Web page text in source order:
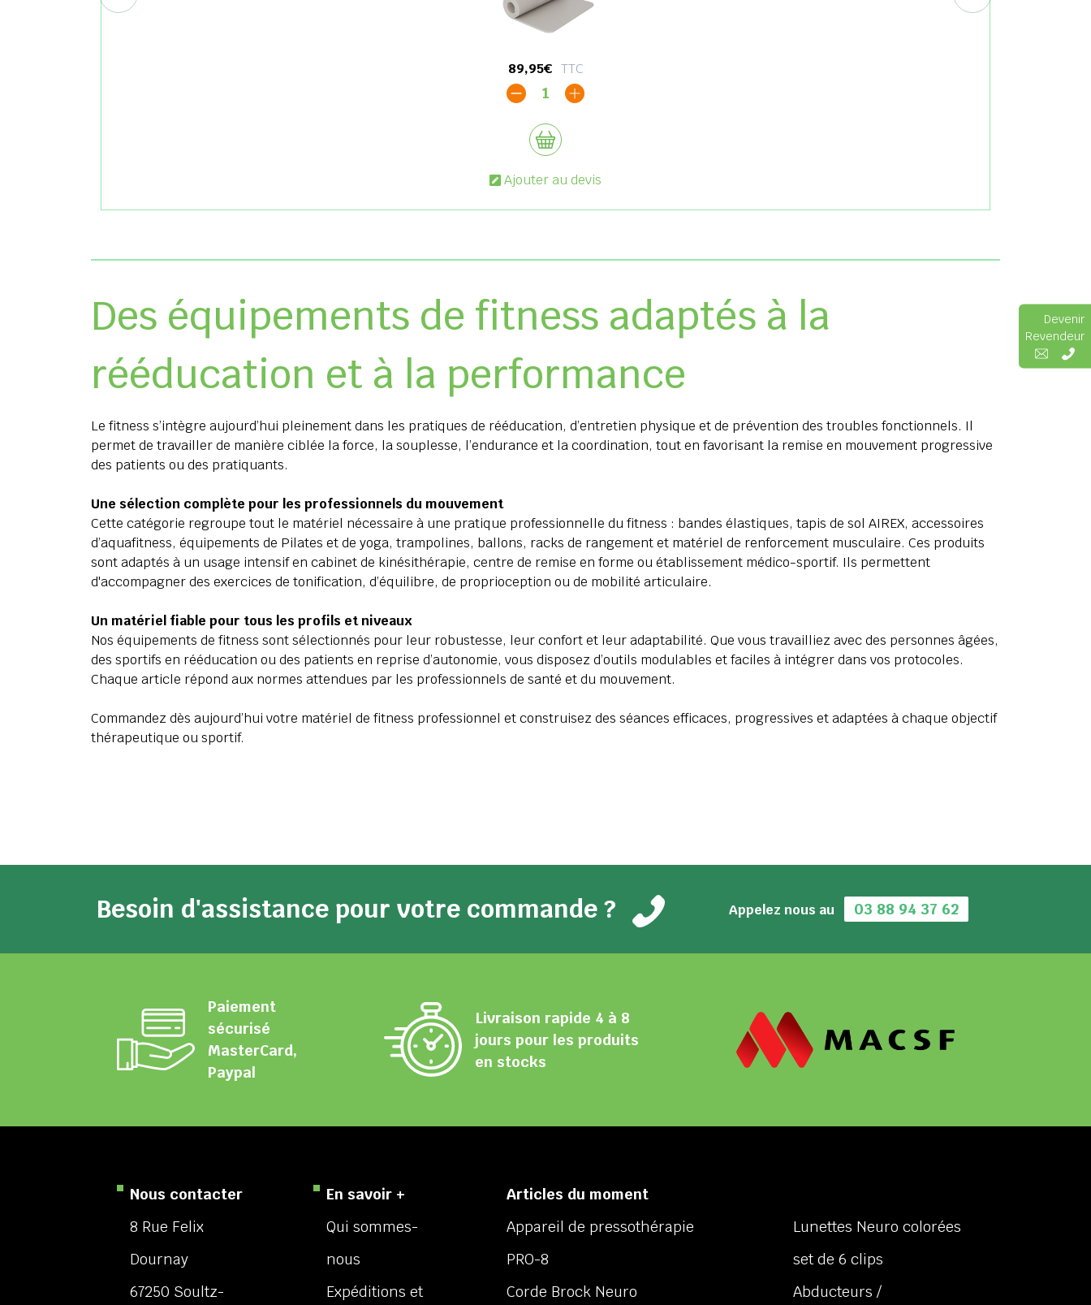
89,95€ TTC
1
Ajouter au devis
Des équipements de fitness adaptés à la
rééducation et à la performance
Le fitness s’intègre aujourd’hui pleinement dans les pratiques de rééducation, d’entretien physique et de prévention des troubles fonctionnels. Il
permet de travailler de manière ciblée la force, la souplesse, l’endurance et la coordination, tout en favorisant la remise en mouvement progressive
des patients ou des pratiquants.
Une sélection complète pour les professionnels du mouvement
Cette catégorie regroupe tout le matériel nécessaire à une pratique professionnelle du fitness : bandes élastiques, tapis de sol AIREX, accessoires
d’aquafitness, équipements de Pilates et de yoga, trampolines, ballons, racks de rangement et matériel de renforcement musculaire. Ces produits
sont adaptés à un usage intensif en cabinet de kinésithérapie, centre de remise en forme ou établissement médico-sportif. Ils permettent
d'accompagner des exercices de tonification, d’équilibre, de proprioception ou de mobilité articulaire.
Un matériel fiable pour tous les profils et niveaux
Nos équipements de fitness sont sélectionnés pour leur robustesse, leur confort et leur adaptabilité. Que vous travailliez avec des personnes âgées,
des sportifs en rééducation ou des patients en reprise d’autonomie, vous disposez d’outils modulables et faciles à intégrer dans vos protocoles.
Chaque article répond aux normes attendues par les professionnels de santé et du mouvement.
Commandez dès aujourd’hui votre matériel de fitness professionnel et construisez des séances efficaces, progressives et adaptées à chaque objectif
thérapeutique ou sportif.
Besoin d'assistance pour votre commande ? Appelez nous au 03 88 94 37 62
Devenir
Revendeur
Paiement
sécurisé
MasterCard,
Paypal
Livraison rapide 4 à 8
jours pour les produits
en stocks
Nous contacter
8 Rue Felix
Dournay
67250 Soultz-
En savoir +
Qui sommes-
nous
Expéditions et
Articles du moment
Appareil de pressothérapie
PRO-8
Corde Brock Neuro
Lunettes Neuro colorées
set de 6 clips
Abducteurs /